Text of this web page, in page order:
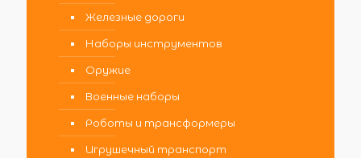
Железные дороги
Наборы инструментов
Оружие
Военные наборы
Роботы и трансформеры
Игрушечный транспорт